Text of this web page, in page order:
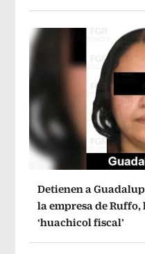
Detienen a
la empresa de Ruffo,
‘huachicol fiscal’